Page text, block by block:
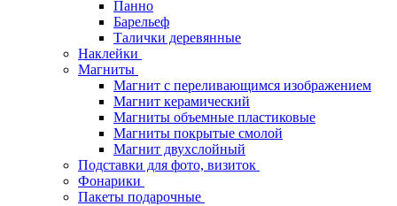
Панно
Барельеф
Талички деревянные
Наклейки
Магниты
Магнит с переливающимся изображением
Магнит керамический
Магниты объемные пластиковые
Магниты покрытые смолой
Магнит двухслойный
Подставки для фото, визиток
Фонарики
Пакеты подарочные